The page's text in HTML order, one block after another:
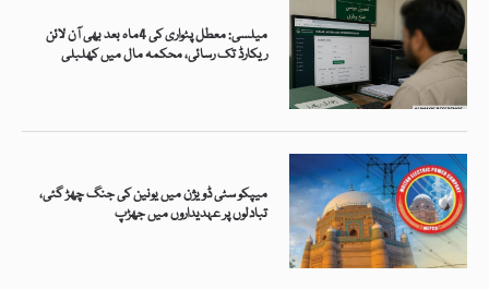
میلسی: معطل پٹواری کی 4ماہ بعد بھی آن لائن
ریکارڈ تک رسائی، محکمہ مال میں کھلبلی
میپکو سٹی ڈویژن میں یونین کی جنگ چھڑ گئی،
تبادلوں پر عہدیداروں میں جھڑپ